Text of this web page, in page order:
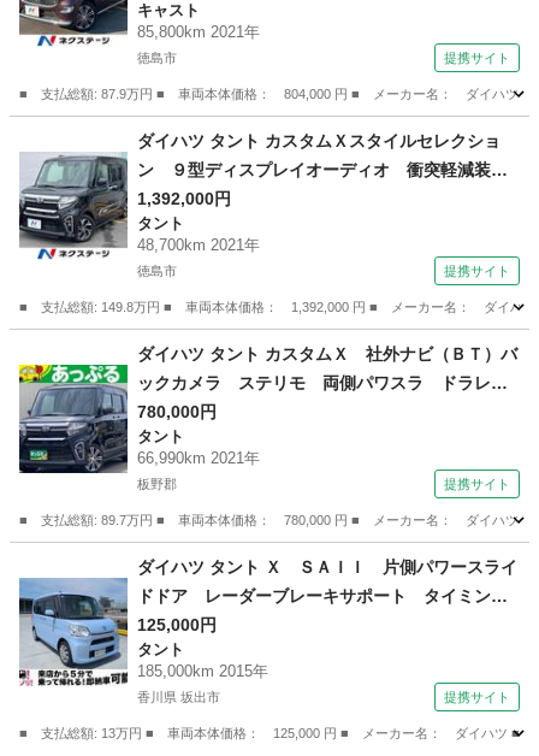
ライト コーナーセンサー 禁煙車 オートライ
ト オートエアコン Ｂｌｕｅｔｏｏｔｈ Ｃ
キャスト
85,800km 2021年
徳島市 提携サイト
■ 支払総額: 87.9万円 ■ 車両本体価格： 804,000 円 ■ メーカー名： ダイハツ
キャスト
ダイハツ タント カスタムＸスタイルセレクショ
ン ９型ディスプレイオーディオ 衝突軽減装
置 両側電動スライドドア ドラレコ コーナー
センサー ＬＥＤヘッド 純正１４インチアル
ミ オートライト オートエアコン Ｂｌｕｅｔ
1,392,000円
タント
48,700km 2021年
徳島市 提携サイト
■ 支払総額: 149.8万円 ■ 車両本体価格： 1,392,000 円 ■ メーカー名： ダイハ
タント
ダイハツ タント カスタムＸ 社外ナビ（ＢＴ）バ
ックカメラ ステリモ 両側パワスラ ドラレ
コ プッシュスタート 前席シートヒーター 横
滑り防止 衝突防止 コーナーセンサー アイド
リングストップ ハーフレザー オートエアコン
780,000円
タント
66,990km 2021年
板野郡 提携サイト
■ 支払総額: 89.7万円 ■ 車両本体価格： 780,000 円 ■ メーカー名： ダイハツ
タント
ダイハツ タント Ｘ ＳＡＩＩ 片側パワースライ
ドドア レーダーブレーキサポート タイミング
チェーン （検8.10）
125,000円
タント
185,000km 2015年
香川県 坂出市 提携サイト
■ 支払総額: 13万円 ■ 車両本体価格： 125,000 円 ■ メーカー名： ダイハツ ■